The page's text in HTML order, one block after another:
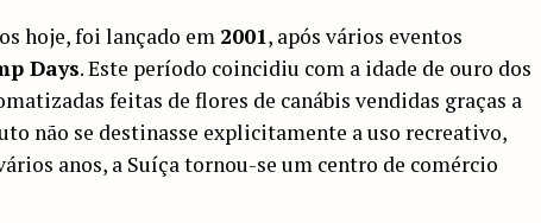
hoje, foi lançado em 2001, após vários eventos
Days. Este período coincidiu com a idade de ouro dos
feitas de flores de canábis vendidas graças a
não se destinasse explicitamente a uso recreativo,
anos, a Suíça tornou-se um centro de comércio